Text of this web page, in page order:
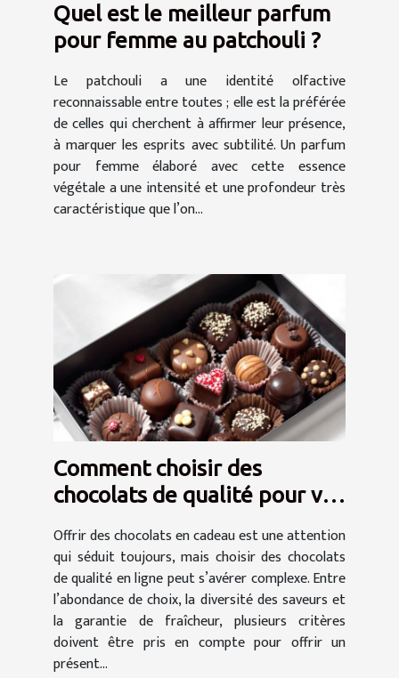
Quel est le meilleur parfum
pour femme au patchouli ?
Le patchouli a une identité olfactive
reconnaissable entre toutes ; elle est la préférée
de celles qui cherchent à affirmer leur présence,
à marquer les esprits avec subtilité. Un parfum
pour femme élaboré avec cette essence
végétale a une intensité et une profondeur très
caractéristique que l’on...
Comment choisir des
chocolats de qualité pour vos
Offrir des chocolats en cadeau est une attention
qui séduit toujours, mais choisir des chocolats
de qualité en ligne peut s’avérer complexe. Entre
l’abondance de choix, la diversité des saveurs et
la garantie de fraîcheur, plusieurs critères
doivent être pris en compte pour offrir un
présent...